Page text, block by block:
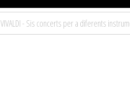
- Sis concerts per a diferents